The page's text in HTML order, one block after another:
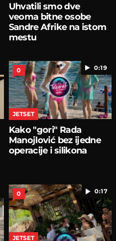
Uhvatili smo dve
veoma bitne osobe
Sandre Afrike na istom
mestu
0:19
0
JETSET
Kako "gori" Rada
Manojlović bez ijedne
operacije i silikona
0:17
0
JETSET